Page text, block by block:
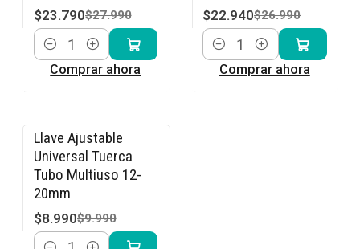
$23.790$27.990
Cantidad
Comprar ahora
$22.940$26.990
Cantidad
Comprar ahora
-10% OFF
Llave Ajustable
Universal Tuerca
Tubo Multiuso 12-
20mm
$8.990$9.990